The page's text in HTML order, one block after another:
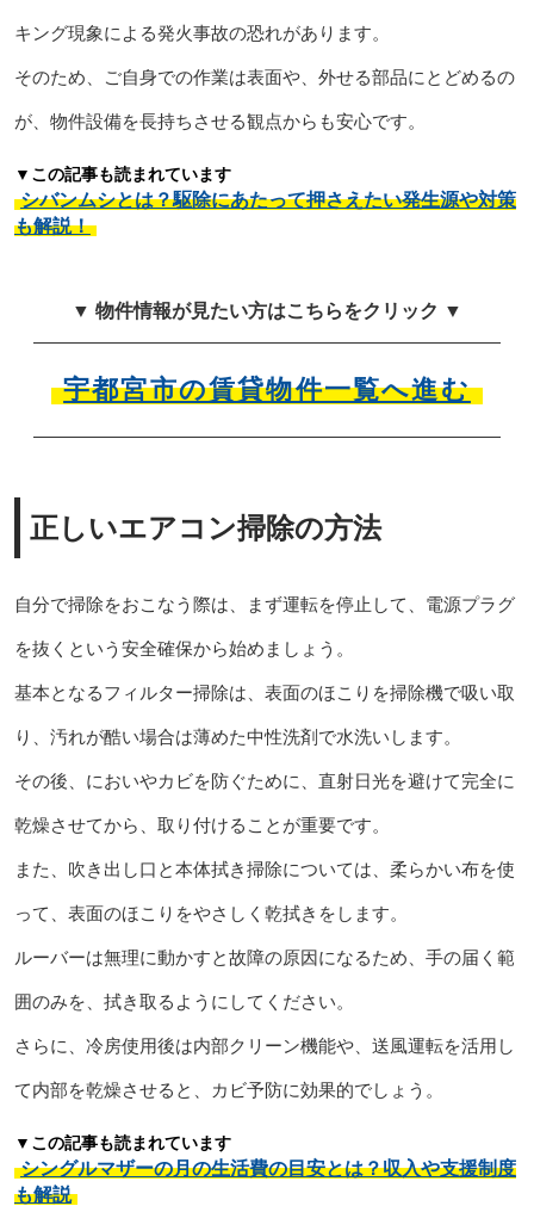
キング現象による発火事故の恐れがあります。
そのため、ご自身での作業は表面や、外せる部品にとどめるの
が、物件設備を長持ちさせる観点からも安心です。
▼この記事も読まれています
シバンムシとは？駆除にあたって押さえたい発生源や対策
も解説！
▼ 物件情報が見たい方はこちらをクリック ▼
宇都宮市の賃貸物件一覧へ進む
正しいエアコン掃除の方法
自分で掃除をおこなう際は、まず運転を停止して、電源プラグ
を抜くという安全確保から始めましょう。
基本となるフィルター掃除は、表面のほこりを掃除機で吸い取
り、汚れが酷い場合は薄めた中性洗剤で水洗いします。
その後、においやカビを防ぐために、直射日光を避けて完全に
乾燥させてから、取り付けることが重要です。
また、吹き出し口と本体拭き掃除については、柔らかい布を使
って、表面のほこりをやさしく乾拭きをします。
ルーバーは無理に動かすと故障の原因になるため、手の届く範
囲のみを、拭き取るようにしてください。
さらに、冷房使用後は内部クリーン機能や、送風運転を活用し
て内部を乾燥させると、カビ予防に効果的でしょう。
▼この記事も読まれています
シングルマザーの月の生活費の目安とは？収入や支援制度
も解説